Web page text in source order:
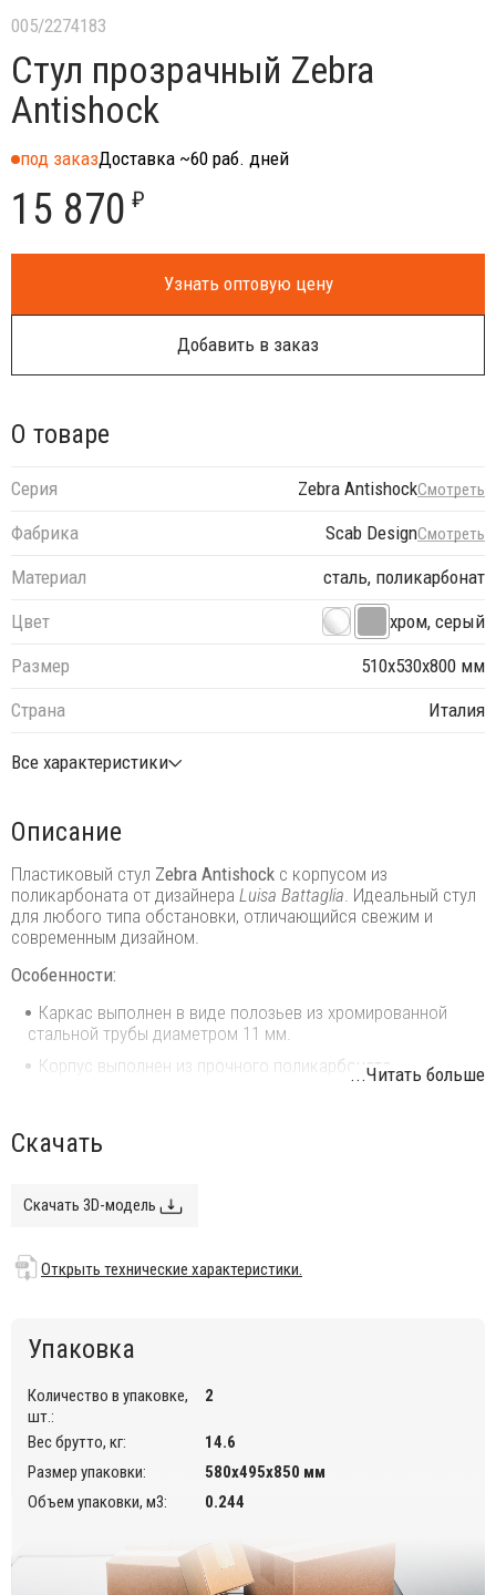
005/2274183
Стул прозрачный Zebra
Antishock
под заказДоставка ~60 раб. дней
15 870 ₽
Узнать оптовую цену
Добавить в заказ
О товаре
Серия Zebra AntishockСмотреть
Фабрика Scab DesignСмотреть
Материал
сталь, поликарбонат
Цвет
хром, серый
Размер
510х530х800 мм
Страна
Италия
Все характеристики
Описание
Пластиковый стул Zebra Antishock с корпусом из
поликарбоната от дизайнера Luisa Battaglia . Идеальный стул
для любого типа обстановки, отличающийся свежим и
современным дизайном.
Особенности:
Каркас выполнен в виде полозьев из хромированной
стальной трубы диаметром 11 мм.
Корпус выполнен из прочного поликарбоната.
Данный стул предназначен для использования во
Открыть технические характеристики.
тряпкой из микрофибры, допускается применение
...Читать больше
Скачать
Скачать 3D-модель
Открыть технические характеристики.
Упаковка
Количество в упаковке,
шт.:
2
Вес брутто, кг:
14.6
Размер упаковки:
580х495х850 мм
Объем упаковки, м3:
0.244